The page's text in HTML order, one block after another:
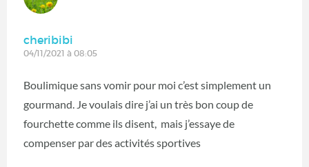
cheribibi
04/11/2021 à 08:05
Boulimique sans vomir pour moi c’est simplement un
gourmand. Je voulais dire j’ai un très bon coup de
fourchette comme ils disent, mais j’essaye de
compenser par des activités sportives